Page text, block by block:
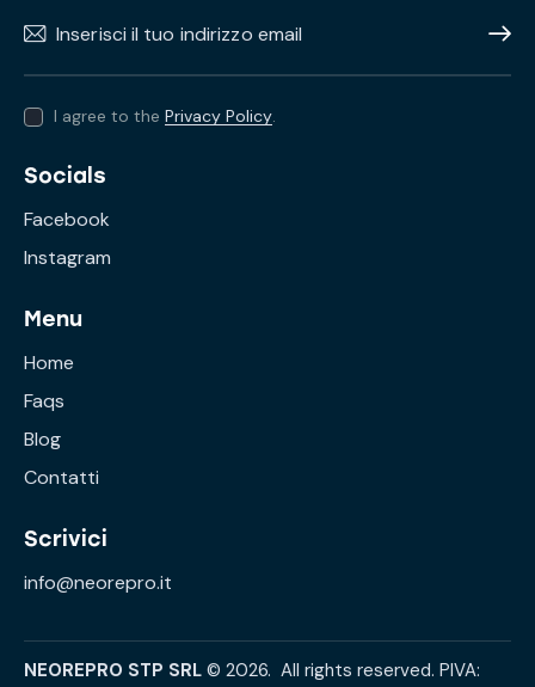
I agree to the Privacy Policy.
Socials
Facebook
Instagram
Menu
Home
Faqs
Blog
Contatti
Scrivici
info@neorepro.it
NEOREPRO STP SRL © 2026. All rights reserved. PIVA: